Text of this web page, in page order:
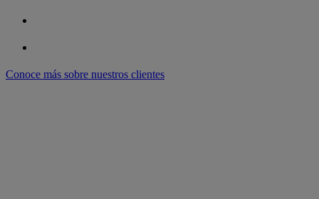
Conoce más sobre nuestros clientes